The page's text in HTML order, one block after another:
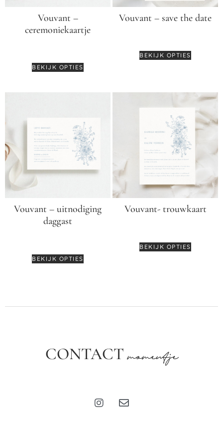
Vouvant –
ceremoniekaartje
BEKIJK OPTIES
Vouvant – save the date
BEKIJK OPTIES
Vouvant – uitnodiging
daggast
BEKIJK OPTIES
Vouvant- trouwkaart
BEKIJK OPTIES
CONTACTmomentje